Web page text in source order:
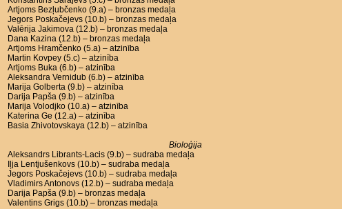
Artjoms Bezļubčenko (9.a) – bronzas medaļa
Jegors Poskačejevs (10.b) – bronzas medaļa
Valērija Jakimova (12.b) – bronzas medaļa
Dana Kazina (12.b) – bronzas medaļa
Artjoms Hramčenko (5.a) – atzinība
Martin Kovpey (5.c) – atzinība
Artjoms Buka (6.b) – atzinība
Aleksandra Vernidub (6.b) – atzinība
Marija Golberta (9.b) – atzinība
Darija Papša (9.b) – atzinība
Marija Volodjko (10.a) – atzinība
Katerina Ge (12.a) – atzinība
Basia Zhivotovskaya (12.b) – atzinība
Bioloģija
Aleksandrs Librants-Lacis (9.b) – sudraba medaļa
Iļja Lentjušenkovs (10.b) – sudraba medaļa
Jegors Poskačejevs (10.b) – sudraba medaļa
Vladimirs Antonovs (12.b) – sudraba medaļa
Darija Papša (9.b) – bronzas medaļa
Valentins Grigs (10.b) – bronzas medaļa